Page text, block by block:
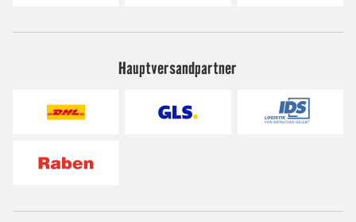
Hauptversandpartner